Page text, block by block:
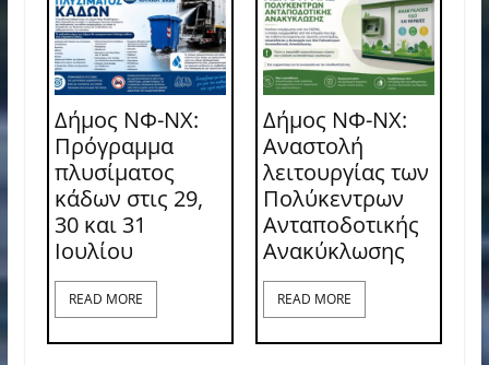
Δήμος ΝΦ-ΝΧ:
Πρόγραμμα
πλυσίματος
κάδων στις 29,
30 και 31
Ιουλίου
READ MORE
Δήμος ΝΦ-ΝΧ:
Αναστολή
λειτουργίας των
Πολύκεντρων
Ανταποδοτικής
Ανακύκλωσης
READ MORE